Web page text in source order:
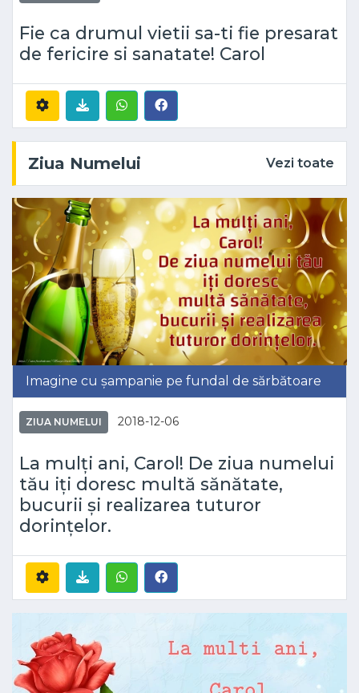
Fie ca drumul vietii sa-ti fie presarat
de fericire si sanatate! Carol
Ziua Numelui Vezi toate
Imagine cu șampanie pe fundal de sărbătoare
ZIUA NUMELUI 2018-12-06
La mulți ani, Carol! De ziua numelui
tău iți doresc multă sănătate,
bucurii și realizarea tuturor
dorințelor.